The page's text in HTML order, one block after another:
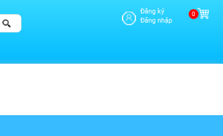
Đăng ký
Đăng nhập
0